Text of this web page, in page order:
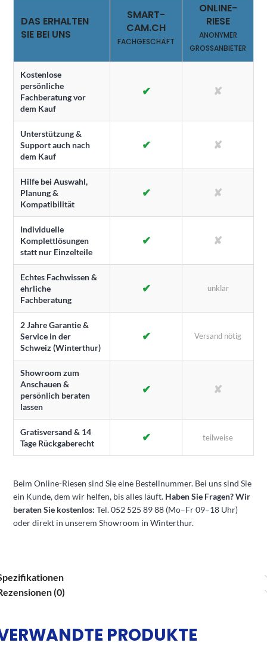
DAS ERHALTEN
SIE BEI UNS
SMART-
CAM.CH
FACHGESCHÄFT
ONLINE-
RIESE
ANONYMER
GROSSANBIETER
Kostenlose
persönliche
Fachberatung vor
dem Kauf
✔ ✘
Unterstützung &
Support auch nach
dem Kauf
✔ ✘
Hilfe bei Auswahl,
Planung &
Kompatibilität
✔ ✘
Individuelle
Komplettlösungen
statt nur Einzelteile
✔ ✘
Echtes Fachwissen &
ehrliche
Fachberatung
✔ unklar
2 Jahre Garantie &
Service in der
Schweiz (Winterthur)
✔ Versand nötig
Showroom zum
Anschauen &
persönlich beraten
lassen
✔ ✘
Gratisversand & 14
Tage Rückgaberecht
✔ teilweise
Beim Online-Riesen sind Sie eine Bestellnummer. Bei uns sind Sie
ein Kunde, dem wir helfen, bis alles läuft. Haben Sie Fragen? Wir
beraten Sie kostenlos: Tel. 052 525 89 88 (Mo–Fr 09–18 Uhr)
oder direkt in unserem Showroom in Winterthur.
(0)
PRODUKTE